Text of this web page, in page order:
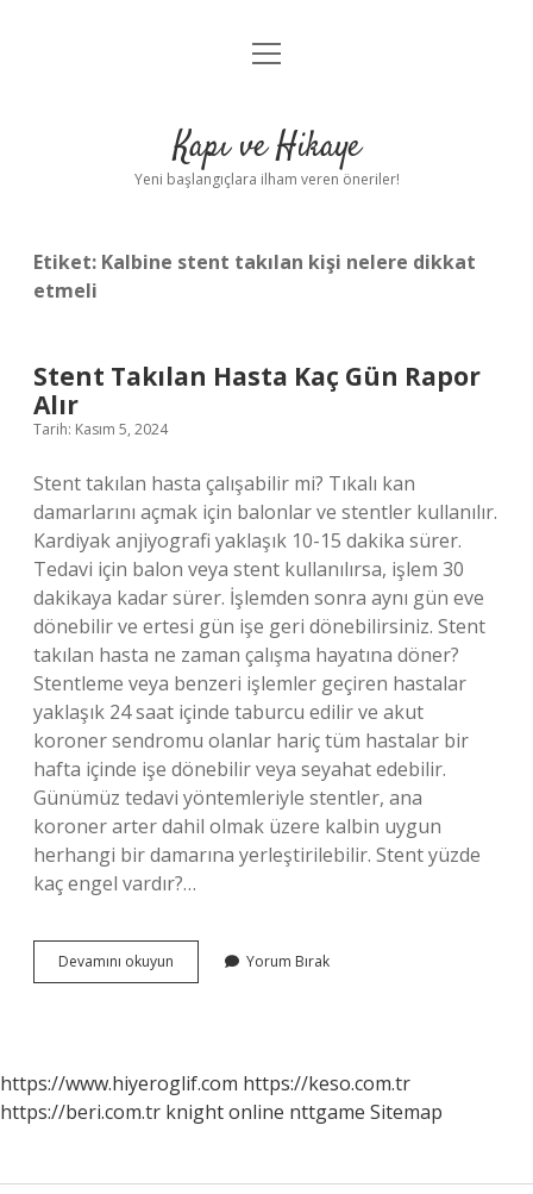
Anasayfa
Yasal Uyarı
menüyü
Kapı ve Hikaye
Yeni başlangıçlara ilham veren öneriler!
Etiket: Kalbine stent takılan kişi nelere dikkat
etmeli
Stent Takılan Hasta Kaç Gün Rapor
Alır
Tarih: Kasım 5, 2024
Stent takılan hasta çalışabilir mi? Tıkalı kan
damarlarını açmak için balonlar ve stentler kullanılır.
Kardiyak anjiyografi yaklaşık 10-15 dakika sürer.
Tedavi için balon veya stent kullanılırsa, işlem 30
dakikaya kadar sürer. İşlemden sonra aynı gün eve
dönebilir ve ertesi gün işe geri dönebilirsiniz. Stent
takılan hasta ne zaman çalışma hayatına döner?
Stentleme veya benzeri işlemler geçiren hastalar
yaklaşık 24 saat içinde taburcu edilir ve akut
koroner sendromu olanlar hariç tüm hastalar bir
hafta içinde işe dönebilir veya seyahat edebilir.
Günümüz tedavi yöntemleriyle stentler, ana
koroner arter dahil olmak üzere kalbin uygun
herhangi bir damarına yerleştirilebilir. Stent yüzde
kaç engel vardır?…
Devamını okuyun
Takılan
Alır
Yorum Bırak
https://www.hiyeroglif.com https://keso.com.tr
https://beri.com.tr knight online nttgame Sitemap